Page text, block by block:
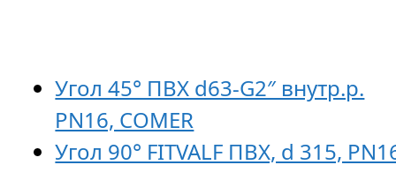
Угол 45° ПВХ d63-G2″ внутр.р.
PN16, COMER
Угол 90° FITVALF ПВХ, d 315,